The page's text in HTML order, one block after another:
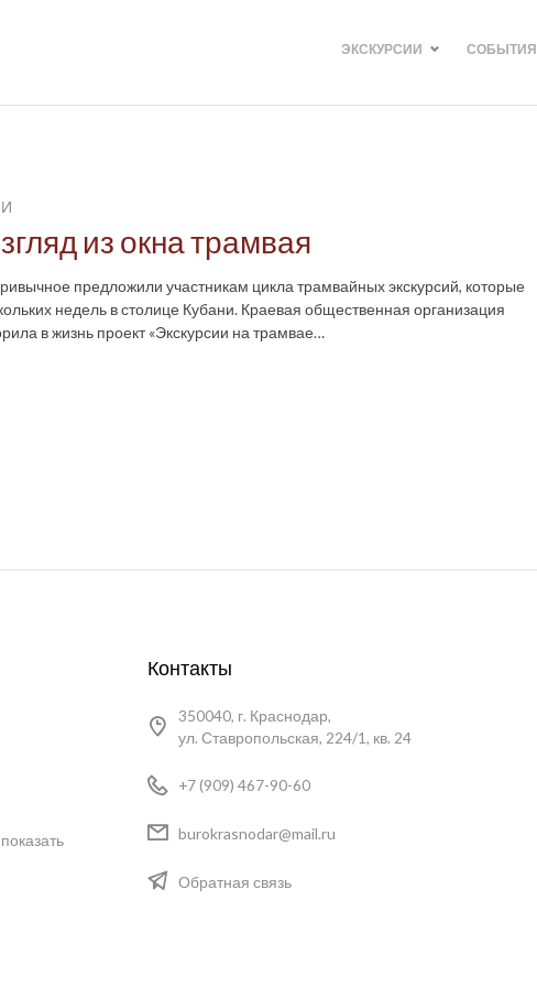
ЭКСКУРСИИ СОБЫТИЯ
из окна трамвая
предложили участникам цикла трамвайных экскурсий, которые
недель в столице Кубани. Краевая общественная организация
в жизнь проект «Экскурсии на трамвае…
Контакты
350040, г. Краснодар,
ул. Ставропольская, 224/1, кв. 24
+7 (909) 467-90-60
burokrasnodar@mail.ru
Обратная связь